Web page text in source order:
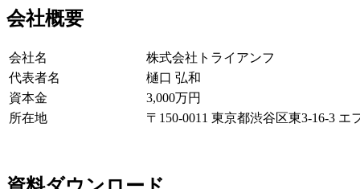
会社概要
会社名
株式会社トライアンフ
代表者名
樋口 弘和
資本金
3,000万円
所在地
〒150-0011 東京都渋谷区東3-16-3